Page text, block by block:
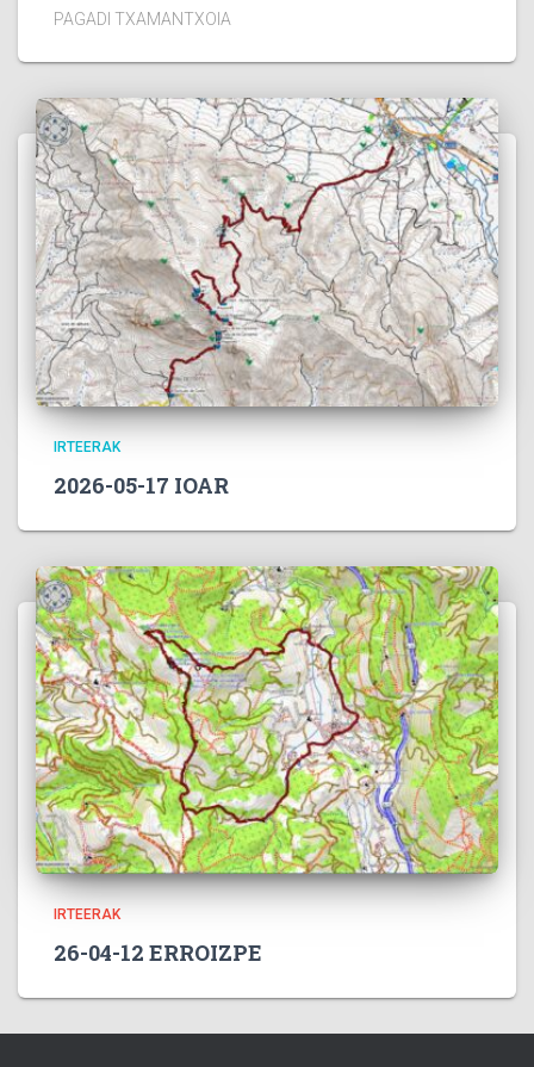
PAGADI TXAMANTXOIA
IRTEERAK
2026-05-17 IOAR
IRTEERAK
26-04-12 ERROIZPE